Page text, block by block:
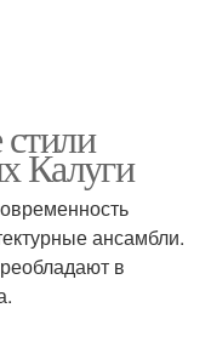
Калуги
ансамбли.
в